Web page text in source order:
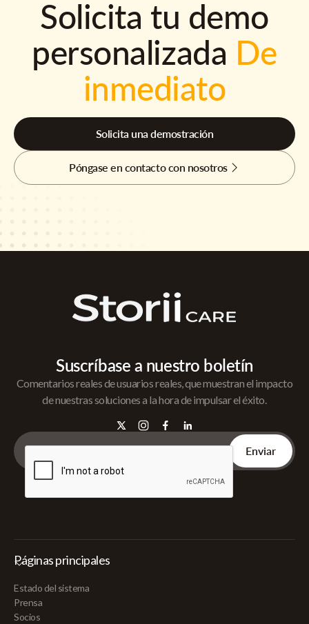
Solicita tu demo
personalizada De
inmediato
Solicita una demostración
Póngase en contacto con nosotros
Suscríbase a nuestro boletín
Comentarios reales de usuarios reales, que muestran el impacto
de nuestras soluciones a la hora de impulsar el éxito.
Páginas principales
Estado del sistema
Prensa
Socios